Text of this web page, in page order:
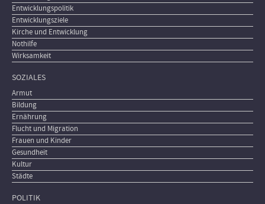
Entwicklungspolitik
Entwicklungsziele
Kirche und Entwicklung
Nothilfe
Wirksamkeit
SOZIALES
Armut
Bildung
Ernährung
Flucht und Migration
Frauen und Kinder
Gesundheit
Kultur
Städte
POLITIK